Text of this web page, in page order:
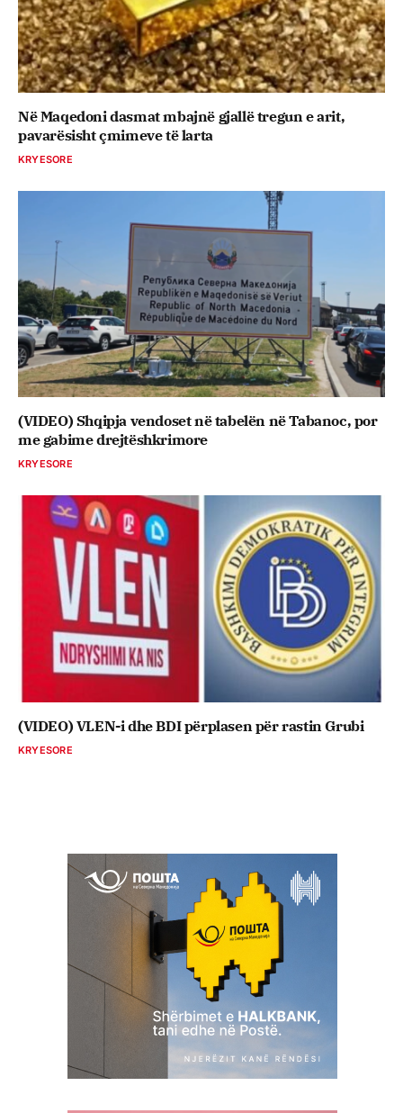
Në Maqedoni dasmat mbajnë gjallë tregun e arit,
pavarësisht çmimeve të larta
KRYESORE
(VIDEO) Shqipja vendoset në tabelën në Tabanoc, por
me gabime drejtëshkrimore
KRYESORE
(VIDEO) VLEN-i dhe BDI përplasen për rastin Grubi
KRYESORE